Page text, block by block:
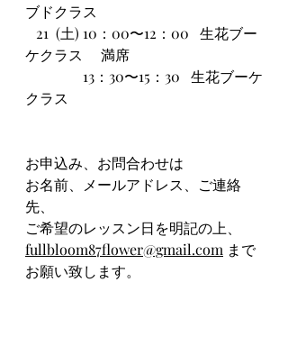
ブドクラス
21  (土) 10：00〜12：00   生花ブー
ケクラス　 満席
13：30〜15：30   生花ブーケ
クラス
お申込み、お問合わせは
お名前、メールアドレス、ご連絡
先、
ご希望のレッスン日を明記の上、
fullbloom87flower@gmail.com まで
お願い致します。